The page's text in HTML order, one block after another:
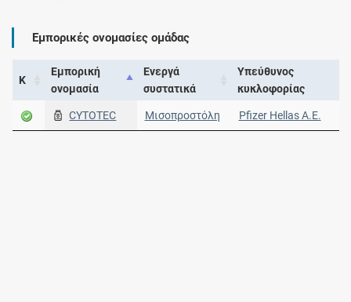
Εμπορικές ονομασίες ομάδας
Κ
Εμπορική
ονομασία
Ενεργά
συστατικά
Υπεύθυνος
κυκλοφορίας
CYTOTEC Μισοπροστόλη Pfizer Hellas A.E.